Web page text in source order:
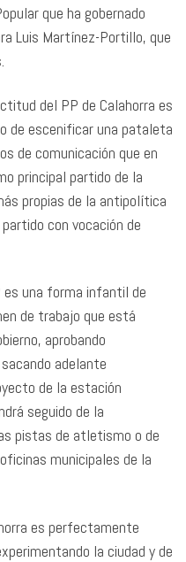
que ha gobernado
Luis Martínez-Portillo, que
del PP de Calahorra es
de escenificar una pataleta
de comunicación que en
principal partido de la
propias de la antipolítica
con vocación de
una forma infantil de
de trabajo que está
aprobando
adelante
de la estación
seguido de la
pistas de atletismo o de
municipales de la
es perfectamente
la ciudad y de